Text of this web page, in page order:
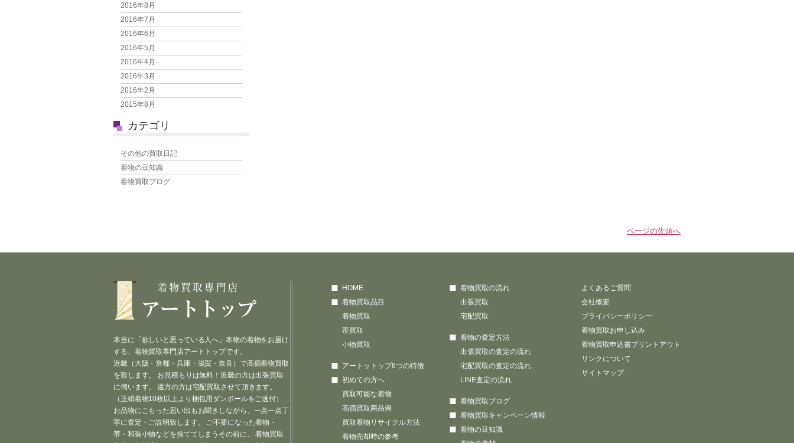
2016年8月
2016年7月
2016年6月
2016年5月
2016年4月
2016年3月
2016年2月
2015年8月
カテゴリ
その他の買取日記
着物の豆知識
着物買取ブログ
ページの先頭へ
本当に「欲しいと思っている人へ」本物の着物をお届け
する、着物買取専門店アートトップです。
近畿（大阪・京都・兵庫・滋賀・奈良）で高価着物買取
を致します。 お見積もりは無料！近畿の方は出張買取
に伺います。 遠方の方は宅配買取させて頂きます。
（正絹着物10枚以上より梱包用ダンボールをご送付）
お品物にこもった思い出もお聞きしながら、一点一点丁
寧に査定・ご説明致します。 ご不要になった着物・
帯・和装小物などを捨ててしまうその前に、 着物買取
HOME
着物買取品目
着物買取
帯買取
小物買取
アートットップ6つの特徴
初めての方へ
買取可能な着物
高価買取商品例
買取着物リサイクル方法
着物売却時の参考
着物買取の流れ
出張買取
宅配買取
着物の査定方法
出張買取の査定の流れ
宅配買取の査定の流れ
LINE査定の流れ
着物買取ブログ
着物買取キャンペーン情報
着物の豆知識
よくあるご質問
会社概要
プライバシーポリシー
着物買取お申し込み
着物買取申込書プリントアウト
リンクについて
サイトマップ